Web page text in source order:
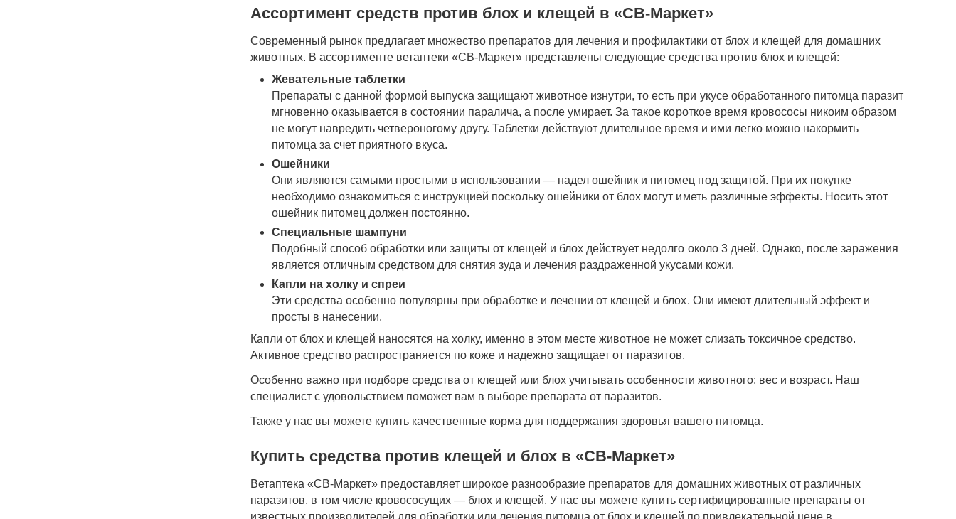
Ассортимент средств против блох и клещей в «СВ-Маркет»
Современный рынок предлагает множество препаратов для лечения и профилактики от блох и клещей для домашних
животных. В ассортименте ветаптеки «СВ-Маркет» представлены следующие средства против блох и клещей:
Жевательные таблетки
Препараты с данной формой выпуска защищают животное изнутри, то есть при укусе обработанного питомца паразит
мгновенно оказывается в состоянии паралича, а после умирает. За такое короткое время кровососы никоим образом
не могут навредить четвероногому другу. Таблетки действуют длительное время и ими легко можно накормить
питомца за счет приятного вкуса.
Ошейники
Они являются самыми простыми в использовании — надел ошейник и питомец под защитой. При их покупке
необходимо ознакомиться с инструкцией поскольку ошейники от блох могут иметь различные эффекты. Носить этот
ошейник питомец должен постоянно.
Специальные шампуни
Подобный способ обработки или защиты от клещей и блох действует недолго около 3 дней. Однако, после заражения
является отличным средством для снятия зуда и лечения раздраженной укусами кожи.
Капли на холку и спреи
Эти средства особенно популярны при обработке и лечении от клещей и блох. Они имеют длительный эффект и
просты в нанесении.
Капли от блох и клещей наносятся на холку, именно в этом месте животное не может слизать токсичное средство.
Активное средство распространяется по коже и надежно защищает от паразитов.
Особенно важно при подборе средства от клещей или блох учитывать особенности животного: вес и возраст. Наш
специалист с удовольствием поможет вам в выборе препарата от паразитов.
Также у нас вы можете купить качественные корма для поддержания здоровья вашего питомца.
Купить средства против клещей и блох в «СВ-Маркет»
Ветаптека «СВ-Маркет» предоставляет широкое разнообразие препаратов для домашних животных от различных
паразитов, в том числе кровососущих — блох и клещей. У нас вы можете купить сертифицированные препараты от
известных производителей для обработки или лечения питомца от блох и клещей по привлекательной цене в